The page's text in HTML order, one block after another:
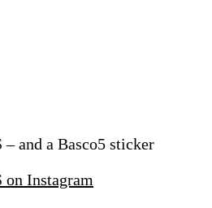
and a Basco5 sticker
on Instagram